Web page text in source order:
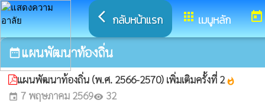
arrow_back_ios กลับหน้าแรก appsเมนูหลัก today
date_rangeแผนพัฒนาท้องถิ่น
แผนพัฒนาท้องถิ่น (พ.ศ. 2566-2570) เพิ่มเติมครั้งที่ 2whatshot
event 7 พฤษภาคม 2569visibility 32